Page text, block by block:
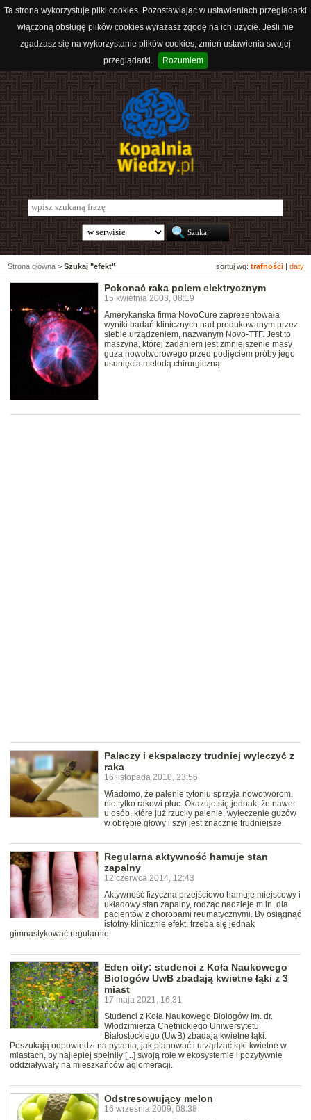
Ta strona wykorzystuje pliki cookies. Pozostawiając w ustawieniach przeglądarki
włączoną obsługę plików cookies wyrażasz zgodę na ich użycie. Jeśli nie
zgadzasz się na wykorzystanie plików cookies, zmień ustawienia swojej
przeglądarki.
Rozumiem
sortuj wg: trafności daty
Strona główna > Szukaj "efekt"
Pokonać raka polem elektrycznym
15 kwietnia 2008, 08:19
Amerykańska firma NovoCure zaprezentowała
wyniki badań klinicznych nad produkowanym przez
siebie urządzeniem, nazwanym Novo-TTF. Jest to
maszyna, której zadaniem jest zmniejszenie masy
guza nowotworowego przed podjęciem próby jego
usunięcia metodą chirurgiczną.
Palaczy i ekspalaczy trudniej wyleczyć z
raka
16 listopada 2010, 23:56
Wiadomo, że palenie tytoniu sprzyja nowotworom,
nie tylko rakowi płuc. Okazuje się jednak, że nawet
u osób, które już rzuciły palenie, wyleczenie guzów
w obrębie głowy i szyi jest znacznie trudniejsze.
Regularna aktywność hamuje stan
zapalny
12 czerwca 2014, 12:43
Aktywność fizyczna przejściowo hamuje miejscowy i
układowy stan zapalny, rodząc nadzieje m.in. dla
pacjentów z chorobami reumatycznymi. By osiągnąć
istotny klinicznie efekt, trzeba się jednak
gimnastykować regularnie.
Eden city: studenci z Koła Naukowego
Biologów UwB zbadają kwietne łąki z 3
miast
17 maja 2021, 16:31
Studenci z Koła Naukowego Biologów im. dr.
Włodzimierza Chętnickiego Uniwersytetu
Białostockiego (UwB) zbadają kwietne łąki.
Poszukają odpowiedzi na pytania, jak planować i urządzać łąki kwietne w
miastach, by najlepiej spełniły [...] swoją rolę w ekosystemie i pozytywnie
oddziaływały na mieszkańców aglomeracji.
Odstresowujący melon
16 września 2009, 08:38